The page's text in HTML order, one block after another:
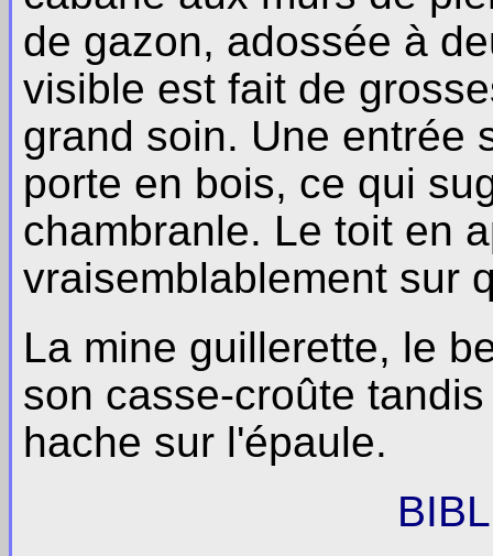
de gazon, adossée à
visible est fait de
grand soin. Une entrée
porte en bois, ce qui
chambranle. Le toit en
vraisemblablement sur
La mine guillerette, le
son casse-croûte
hache sur l'épaule.